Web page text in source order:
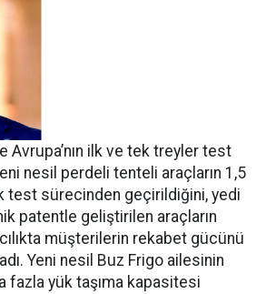
Avru­pa’nın ilk ve tek treyler test
nesil perdeli ten­teli araçların 1,5
test sürecinden geçirildiğini, yedi
patentle geliştirilen araçların
müşterilerin reka­bet gücünü
Yeni nesil Buz Frigo ailesinin
fazla yük ta­şıma kapasitesi